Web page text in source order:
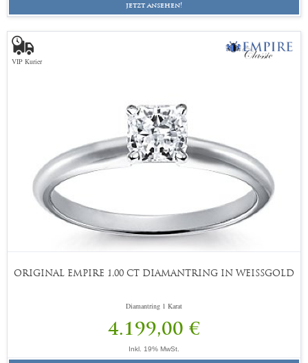
jetzt ansehen!
VIP Kurier
ORIGINAL EMPIRE 1,00 CT DIAMANTRING IN WEISSGOLD
Diamantring 1 Karat
4.199,00 €
Inkl. 19% MwSt.